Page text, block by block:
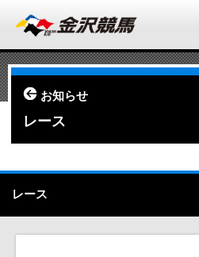
お知らせ
レース
レース